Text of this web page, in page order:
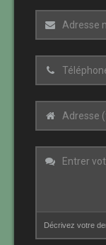
Décrivez votre